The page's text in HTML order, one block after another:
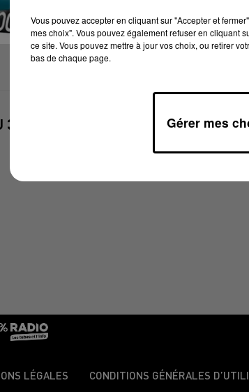
30/03/2023 À 07H00
LÉGALES CONDITIONS GÉNÉRALES
Vous pouvez accepter en cliquant sur "Accepter et
mes choix". Vous pouvez également refuser en cliquant
ce site. Vous pouvez mettre à jour vos choix, ou retirer
bas de chaque page.
Gérer mes